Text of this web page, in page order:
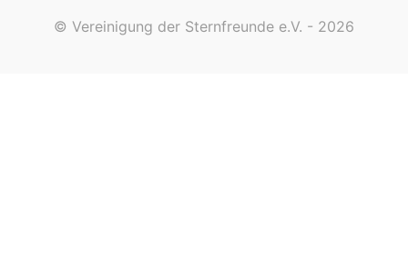
© Vereinigung der Sternfreunde e.V. - 2026